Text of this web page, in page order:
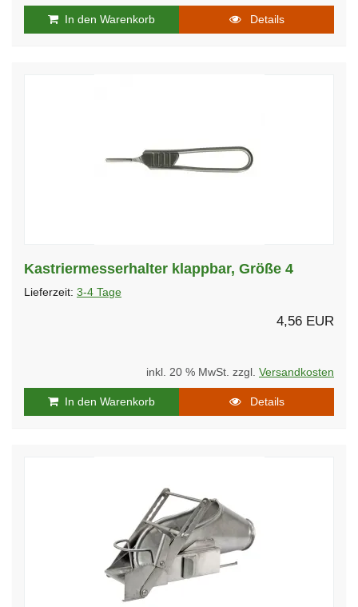
In den Warenkorb Details
Kastriermesserhalter klappbar, Größe 4
Lieferzeit: 3-4 Tage
4,56 EUR
inkl. 20 % MwSt. zzgl. Versandkosten
In den Warenkorb Details